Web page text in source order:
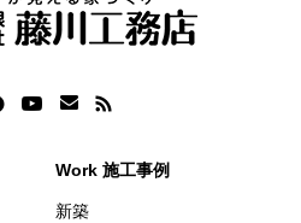
Work 施工事例
新築